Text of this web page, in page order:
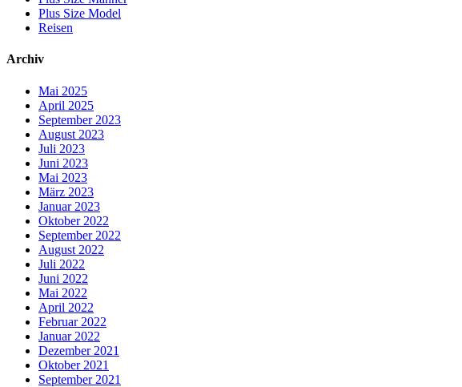
Plus Size Model
Reisen
Archiv
Mai 2025
April 2025
September 2023
August 2023
Juli 2023
Juni 2023
Mai 2023
März 2023
Januar 2023
Oktober 2022
September 2022
August 2022
Juli 2022
Juni 2022
Mai 2022
April 2022
Februar 2022
Januar 2022
Dezember 2021
Oktober 2021
September 2021